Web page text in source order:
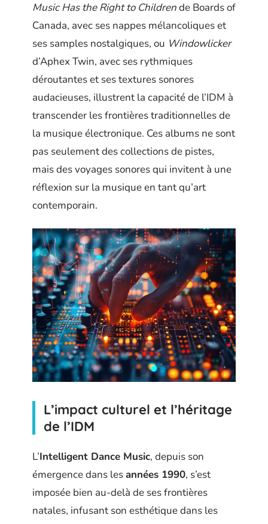
Music Has the Right to Childrende Boards of
Canada, avec ses nappes mélancoliques et
ses samples nostalgiques, ou Windowlicker
d’Aphex Twin, avec ses rythmiques
déroutantes et ses textures sonores
audacieuses, illustrent la capacité de l’IDM à
transcender les frontières traditionnelles de
la musique électronique. Ces albums ne sont
pas seulement des collections de pistes,
mais des voyages sonores qui invitent à une
réflexion sur la musique en tant qu’art
contemporain.
L’impact culturel et l’héritage
de l’IDM
L’Intelligent Dance Music, depuis son
émergence dans lesannées 1990, s’est
imposée bien au-delà de ses frontières
natales, infusant son esthétique dans les